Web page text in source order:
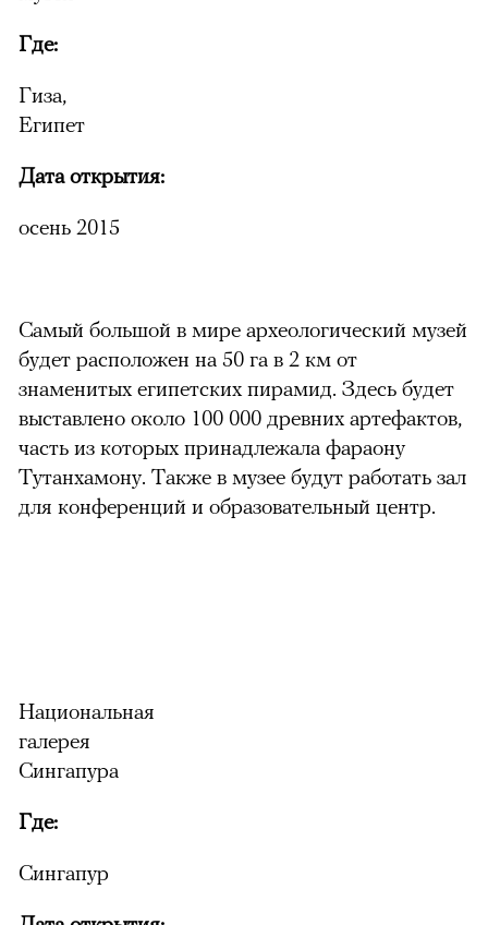
Где:
Гиза,
Египет
Дата открытия:
осень 2015
Самый большой в мире археологический музей
будет расположен на 50 га в 2 км от
знаменитых египетских пирамид. Здесь будет
выставлено около 100 000 древних артефактов,
часть из которых принадлежала фараону
Тутанхамону. Также в музее будут работать зал
для конференций и образовательный центр.
Национальная
галерея
Сингапура
Где:
Сингапур